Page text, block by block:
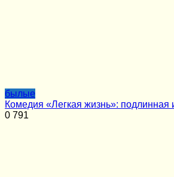
былые
Комедия «Легкая жизнь»: подлинная
0 791